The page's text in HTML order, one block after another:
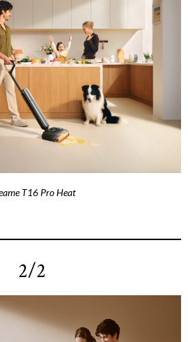
T16 Pro Heat
2/2